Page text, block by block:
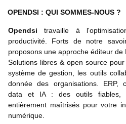
OPENDSI : QUI SOMMES-NOUS ?
Opendsi travaille à
productivité. Forts de notre
proposons une approche éditeur de
Solutions libres & open source
système de gestion, les outils
donnée des organisations. ERP,
data et IA : des outils fiables,
entièrement maîtrisés pour votre
numérique.